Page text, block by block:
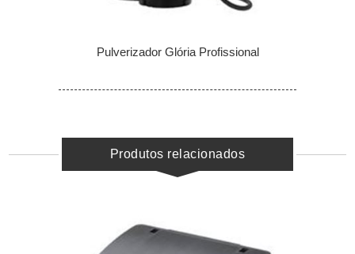
Pulverizador Glória Profissional
Produtos relacionados